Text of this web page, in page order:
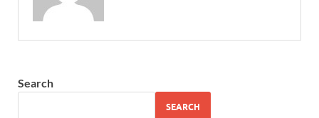
Search
SEARCH